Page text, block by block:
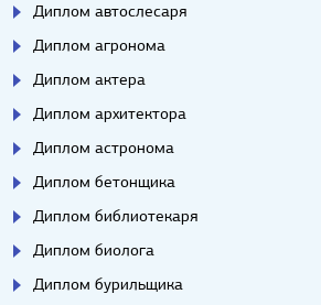
Диплом автослесаря
Диплом агронома
Диплом актера
Диплом архитектора
Диплом астронома
Диплом бетонщика
Диплом библиотекаря
Диплом биолога
Диплом бурильщика